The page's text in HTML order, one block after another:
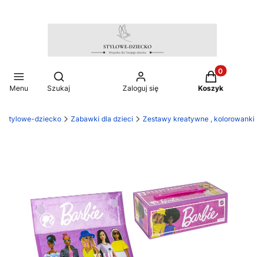
Menu
Otwórz wyszukiwarkę
Szukaj Zaloguj się
Produkty w
Koszyk
stylowe-dziecko Zabawki dla dzieci Zestawy kreatywne , kolorowanki